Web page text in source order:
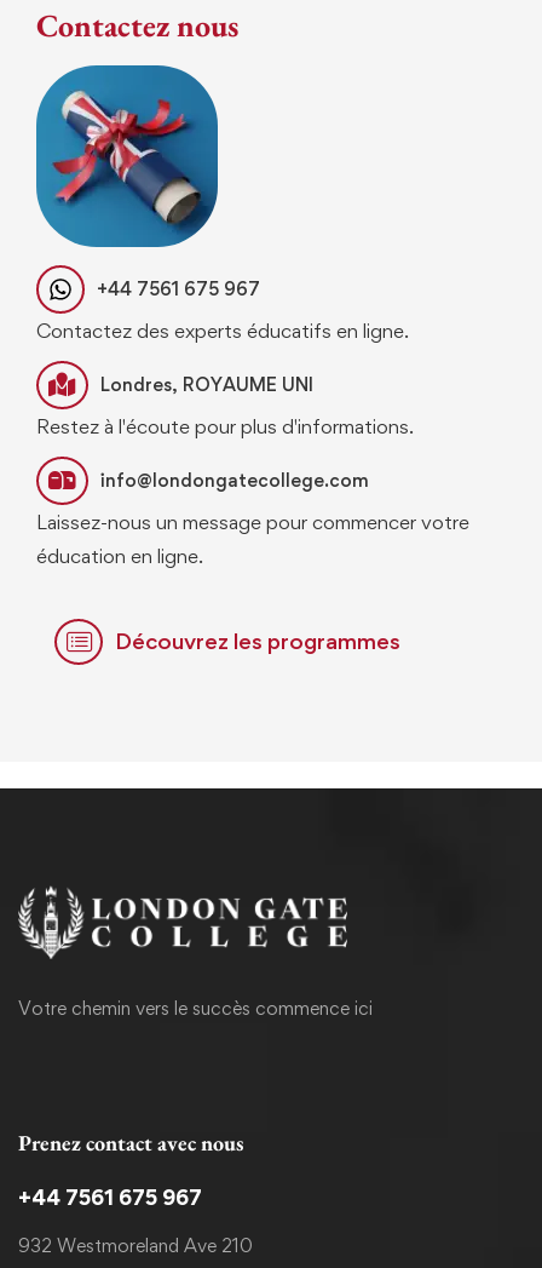
Contactez nous
+44 7561 675 967
Contactez des experts éducatifs en ligne.
Londres, ROYAUME UNI
Restez à l'écoute pour plus d'informations.
info@londongatecollege.com
Laissez-nous un message pour commencer votre
éducation en ligne.
Découvrez les programmes
Votre chemin vers le succès commence ici
Prenez contact avec nous
+44 7561 675 967
932 Westmoreland Ave 210